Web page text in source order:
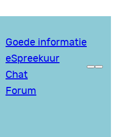
Goede informatie
eSpreekuur
Chat
Forum